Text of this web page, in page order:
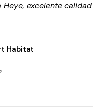
excelente
Habitat